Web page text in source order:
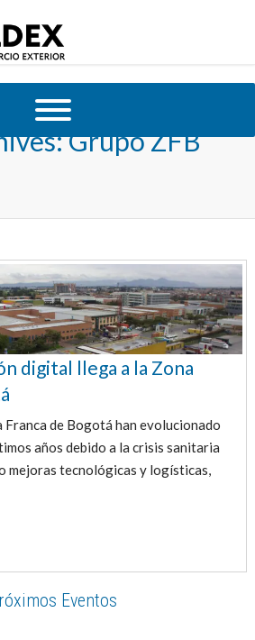
Grupo ZFB
digital llega a la Zona
Franca de Bogotá han evolucionado
años debido a la crisis sanitaria
mejoras tecnológicas y logísticas,
Eventos